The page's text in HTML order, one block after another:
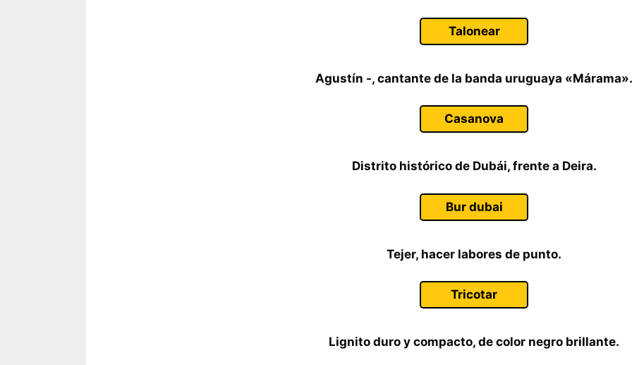
Talonear
Agustín -, cantante de la banda uruguaya «Márama».
Casanova
Distrito histórico de Dubái, frente a Deira.
Bur dubai
Tejer, hacer labores de punto.
Tricotar
Lignito duro y compacto, de color negro brillante.